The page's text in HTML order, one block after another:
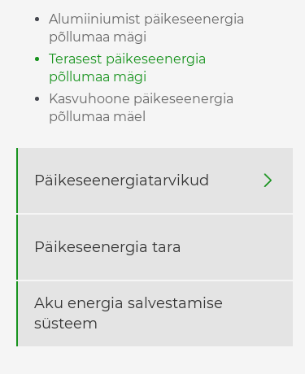
Alumiiniumist päikeseenergia
põllumaa mägi
Terasest päikeseenergia
põllumaa mägi
Kasvuhoone päikeseenergia
põllumaa mäel
Päikeseenergiatarvikud 
Päikeseenergia tara
Aku energia salvestamise
süsteem